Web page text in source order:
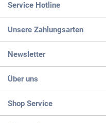
Service Hotline
Unsere Zahlungsarten
Newsletter
Über uns
Shop Service